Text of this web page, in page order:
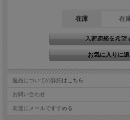
在庫 在
返品についての詳細はこちら
お問い合わせ
友達にメールですすめる